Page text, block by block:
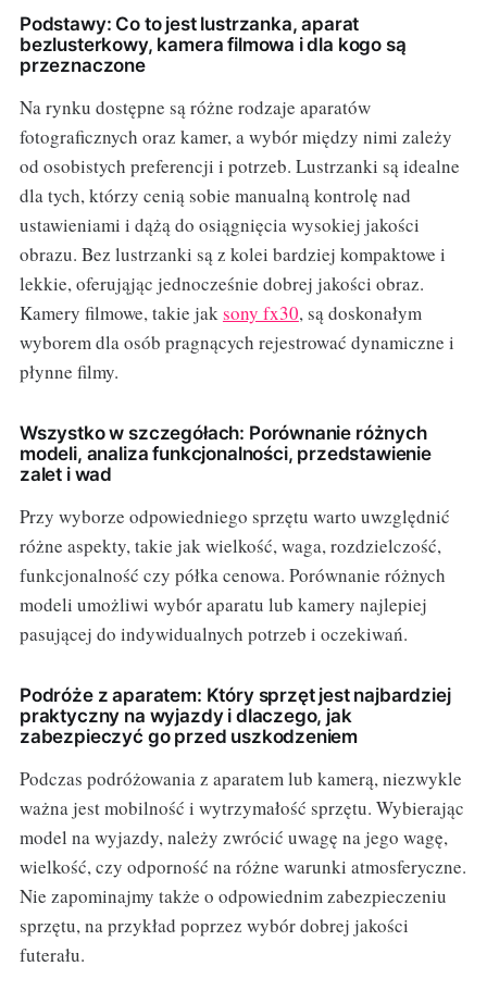
Podstawy: Co to jest lustrzanka, aparat
bezlusterkowy, kamera filmowa i dla kogo są
przeznaczone
Na rynku dostępne są różne rodzaje aparatów
fotograficznych oraz kamer, a wybór między nimi zależy
od osobistych preferencji i potrzeb. Lustrzanki są idealne
dla tych, którzy cenią sobie manualną kontrolę nad
ustawieniami i dążą do osiągnięcia wysokiej jakości
obrazu. Bez lustrzanki są z kolei bardziej kompaktowe i
lekkie, oferująjąc jednocześnie dobrej jakości obraz.
Kamery filmowe, takie jaksony fx30, są doskonałym
wyborem dla osób pragnących rejestrować dynamiczne i
płynne filmy.
Wszystko w szczegółach: Porównanie różnych
modeli, analiza funkcjonalności, przedstawienie
zalet i wad
Przy wyborze odpowiedniego sprzętu warto uwzględnić
różne aspekty, takie jak wielkość, waga, rozdzielczość,
funkcjonalność czy półka cenowa. Porównanie różnych
modeli umożliwi wybór aparatu lub kamery najlepiej
pasującej do indywidualnych potrzeb i oczekiwań.
Podróże z aparatem: Który sprzęt jest najbardziej
praktyczny na wyjazdy i dlaczego, jak
zabezpieczyć go przed uszkodzeniem
Podczas podróżowania z aparatem lub kamerą, niezwykle
ważna jest mobilność i wytrzymałość sprzętu. Wybierając
model na wyjazdy, należy zwrócić uwagę na jego wagę,
wielkość, czy odporność na różne warunki atmosferyczne.
Nie zapominajmy także o odpowiednim zabezpieczeniu
sprzętu, na przykład poprzez wybór dobrej jakości
futerału.